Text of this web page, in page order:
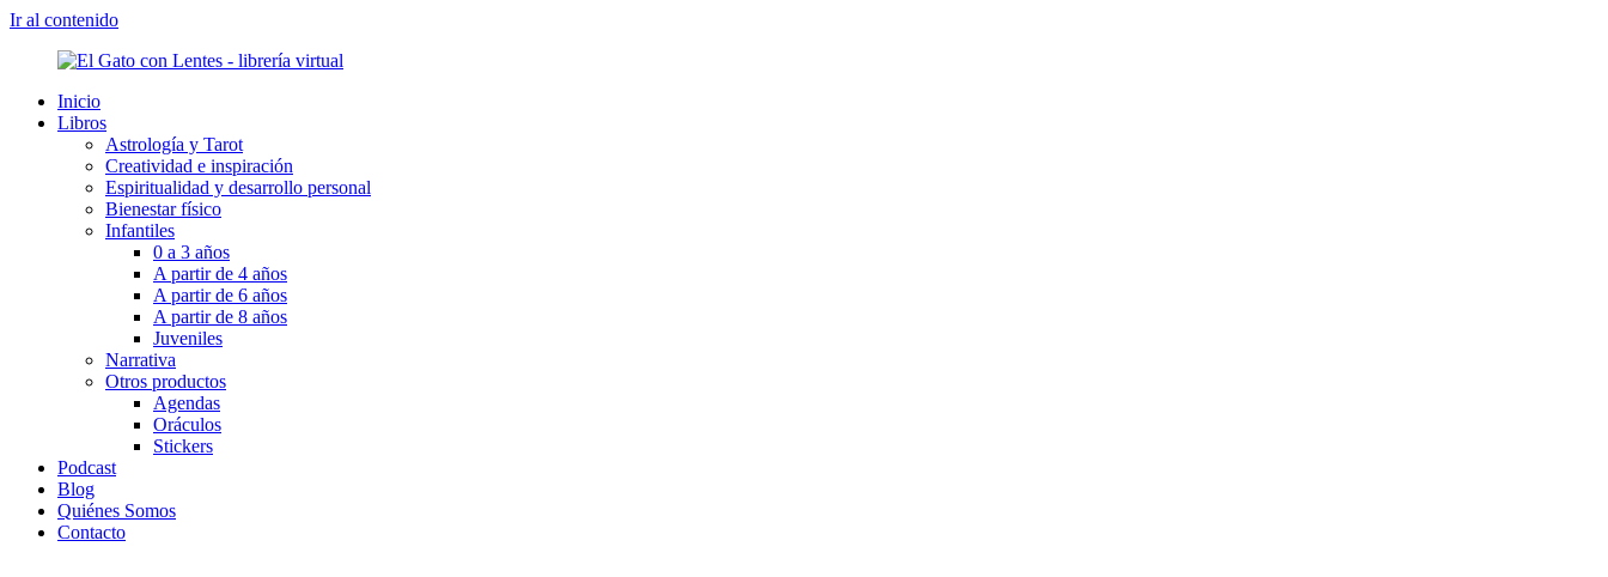
Ir al contenido
Inicio
Libros
Astrología y Tarot
Creatividad e inspiración
Espiritualidad y desarrollo personal
Bienestar físico
Infantiles
0 a 3 años
A partir de 4 años
A partir de 6 años
A partir de 8 años
Juveniles
Narrativa
Otros productos
Agendas
Oráculos
Stickers
Podcast
Blog
Quiénes Somos
Contacto